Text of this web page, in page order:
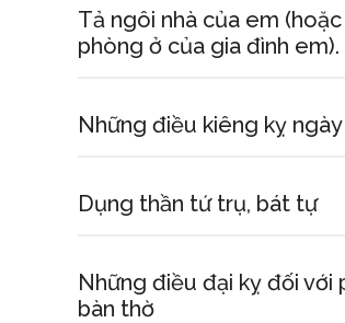
Tả ngôi nhà của em (hoặc
phòng ở của gia đình em).
Những điều kiêng kỵ
Dụng thần tứ trụ, bát tự
Những điều đại kỵ đối với
bàn thờ